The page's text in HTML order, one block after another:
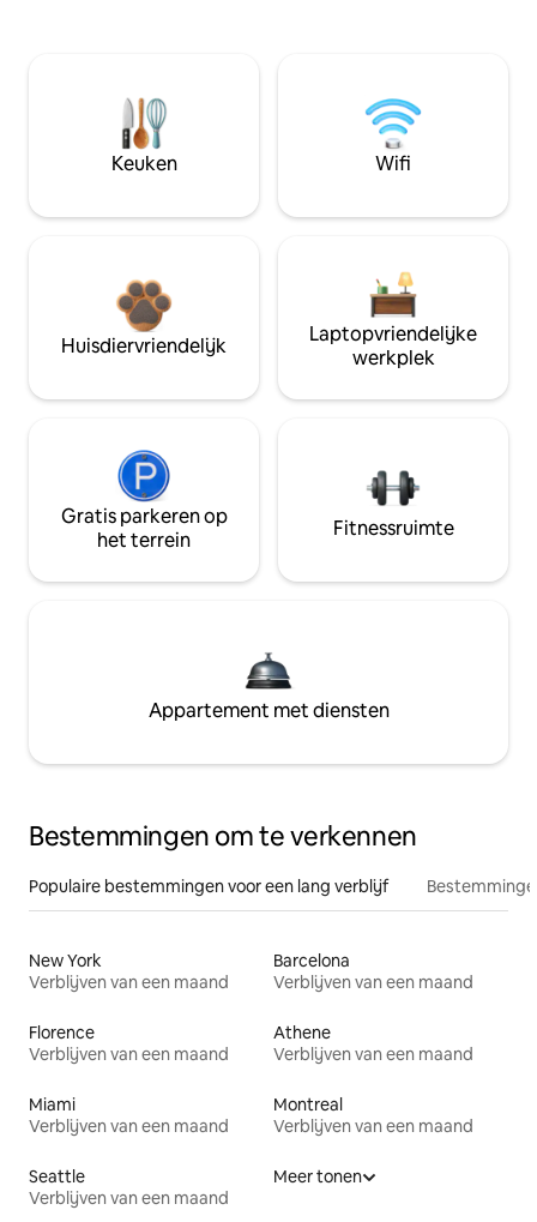
Keuken Wifi
Huisdiervriendelijk
Laptopvriendelijke
werkplek
Gratis parkeren op
het terrein
Fitnessruimte
Appartement met diensten
Bestemmingen om te verkennen
Populaire bestemmingen voor een lang verblijf
New York
Verblijven van een maand
Barcelona
Verblijven van een maand
Florence
Verblijven van een maand
Athene
Verblijven van een maand
Miami
Verblijven van een maand
Montreal
Verblijven van een maand
Seattle
Verblijven van een maand
Meer tonen